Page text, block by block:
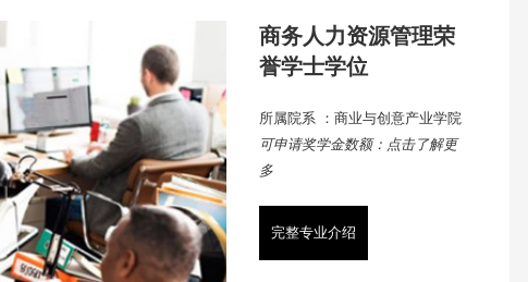
商务人力资源管理荣
誉学士学位
所属院系 ：商业与创意产业学院
可申请奖学金数额：点击了解更
多
完整专业介绍